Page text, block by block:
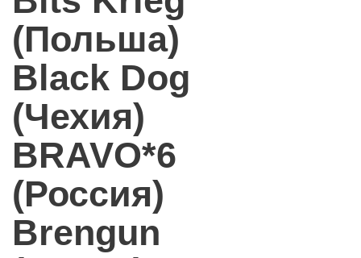
(Польша)
Black Dog
(Чехия)
BRAVO*6
(Россия)
Brengun